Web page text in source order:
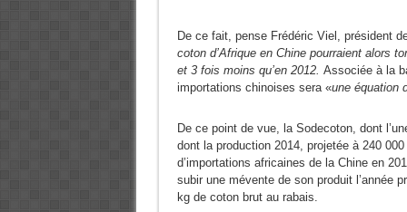
De ce fait, pense Frédéric Viel, président
coton d’Afrique en Chine pourraient alors
et 3 fois moins qu’en 2012. Associée à la
importations chinoises sera «une équation
De ce point de vue, la Sodecoton, dont
dont la production 2014, projetée à 240
d’importations africaines de la Chine en
subir une mévente de son produit l’année
kg de coton brut au rabais.